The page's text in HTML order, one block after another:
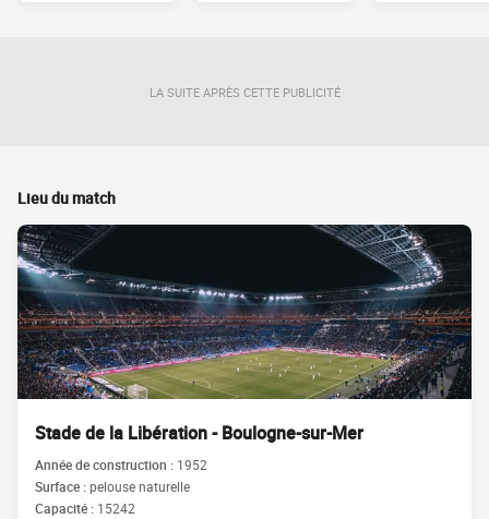
LA SUITE APRÈS CETTE PUBLICITÉ
Lieu du match
Stade de la Libération - Boulogne-sur-Mer
Année de construction : 1952
Surface :pelouse naturelle
Capacité : 15242